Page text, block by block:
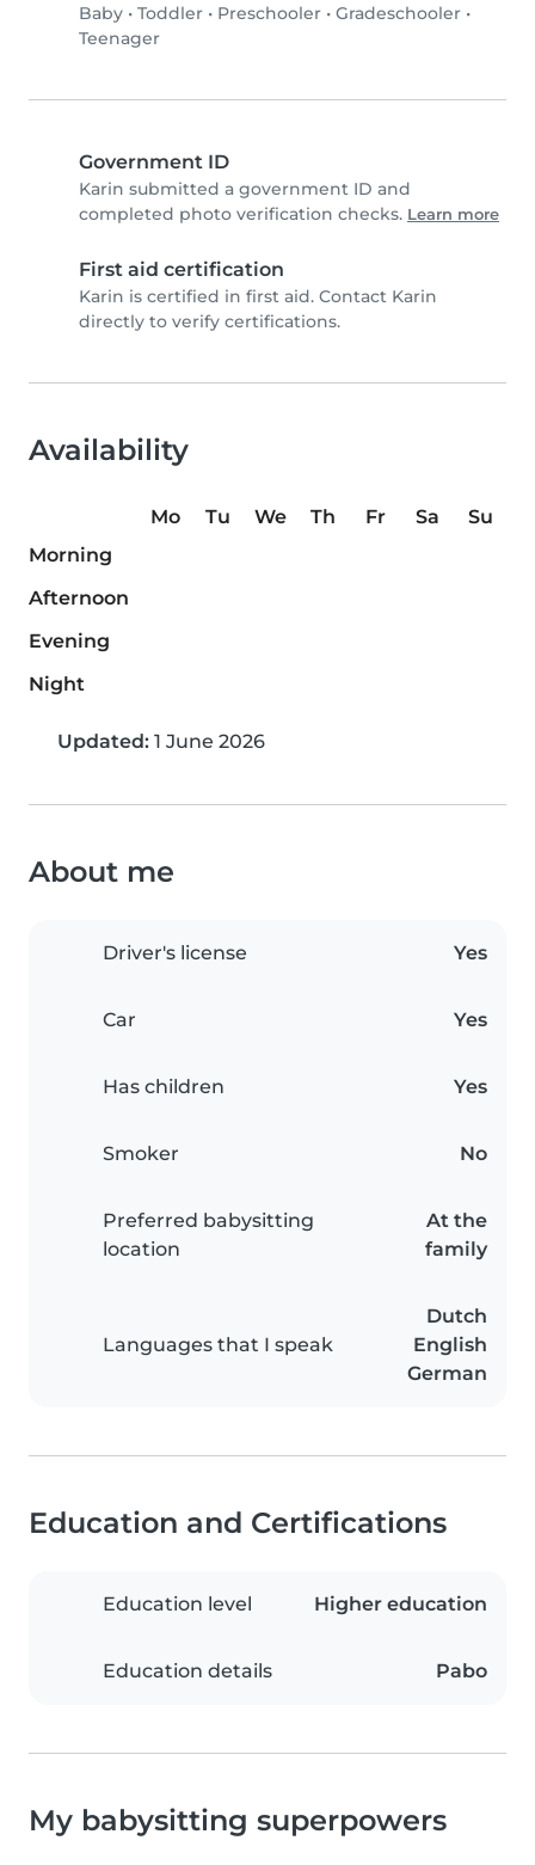
Baby • Toddler • Preschooler • Gradeschooler •
Teenager
Government ID
Karin submitted a government ID and
completed photo verification checks. Learn more
First aid certification
Karin is certified in first aid. Contact Karin
directly to verify certifications.
Availability
Mo Tu We Th Fr Sa
Su
Morning
Afternoon
Evening
Night
Updated: 1 June 2026
About me
Driver's license Yes
Car Yes
Has children Yes
Smoker No
Preferred babysitting
location
At the
family
Languages that I speak
Dutch
English
German
Education and Certifications
Education level Higher education
Education details Pabo
My babysitting superpowers